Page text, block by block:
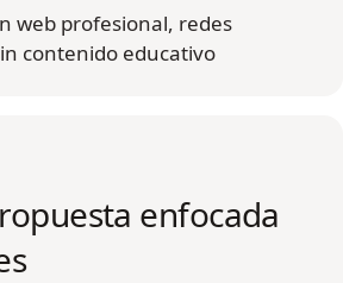
web profesional, redes
contenido educativo
enfocada